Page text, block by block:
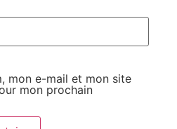
mon e-mail et mon site
mon prochain